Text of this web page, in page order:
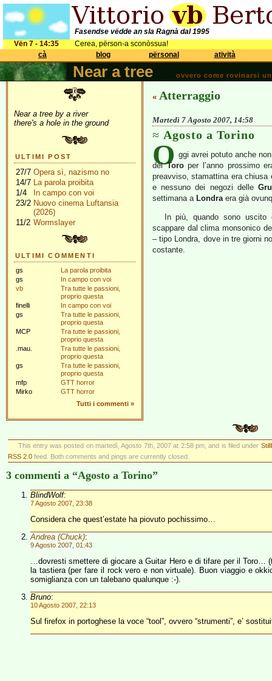
Fasendse vëdde an sla Ragnà dal 1995
Vën 7 - 14:35
Cerea, përson-a sconòssua!
cà
blog përsonal atività
Near a tree ovvero come rovinarsi
Near a tree by a river
there's a hole in the ground
ULTIMI POST
27/7 Opera sì, nazismo no
14/7 La parola proibita
1/4
In campo con voi
23/2 Nuovo cinema Luftansia
(2026)
11/2 Wormslayer
ULTIMI COMMENTI
gs
La parola proibita
gs
In campo con voi
vb
Tra tutte le passioni,
proprio questa
finelli
In campo con voi
gs
Tra tutte le passioni,
proprio questa
MCP
Tra tutte le passioni,
proprio questa
.mau.
Tra tutte le passioni,
proprio questa
gs
Tra tutte le passioni,
proprio questa
mfp
GTT horror
Mirko
GTT horror
Tutti i commenti »
« Atterraggio
Martedì 7 Agosto 2007, 14:58
Agosto a Torino
O ggi avrei potuto anche
delToroper l’anno prossimo
preavviso, stamattina era
e nessuno dei negozi delleGru
settimana a Londraera già
In più, quando sono
scappare dal clima monsonico
– tipo Londra, dove in tre giorni
costante.
This entry was posted on martedì, Agosto 7th, 2007 at 2:58 pm, and is filed under
RSS 2.0 feed. Both comments and pings are currently closed.
3 commenti a “Agosto a Torino”
BlindWolf:
7 Agosto 2007, 23:38
Considera che quest’estate ha piovuto pochissimo…
Andrea (Chuck):
9 Agosto 2007, 01:43
…dovresti smettere di giocare a Guitar Hero e di tifare per il Toro…
la tastiera (per fare il rock vero e non virtuale). Buon viaggio e
somiglianza con un talebano qualunque :-).
Bruno:
10 Agosto 2007, 22:13
Sul firefox in portoghese la voce “tool”, ovvero “strumenti”, e’